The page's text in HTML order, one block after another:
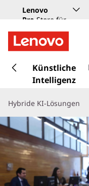
Lenovo
Pro Store für
Unternehmen
u
a
p
t
n
h
a
Künstliche
Intelligenz
Hybride KI-Lösungen